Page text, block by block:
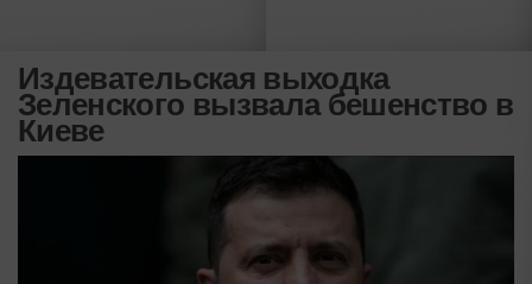
Издевательская выходка
Зеленского вызвала бешенство в
Киеве